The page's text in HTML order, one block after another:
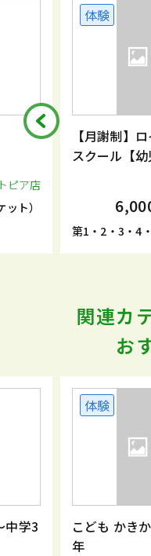
ピア店
ト）
体験
【月謝制】
スクール【幼
第1・2・3・4
関連カ
お
中学3
体験
こども かき
年